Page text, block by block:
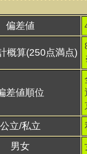
偏差値
概算(250点満点)
差値順位
公立/私立
男女